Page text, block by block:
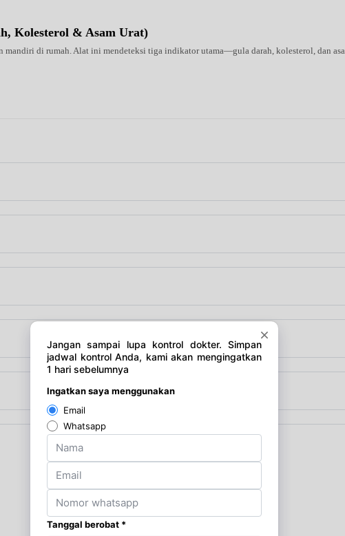
Kolesterol & Asam Urat)
mandiri di rumah. Alat ini mendeteksi tiga indikator utama—gula darah, kolesterol, dan